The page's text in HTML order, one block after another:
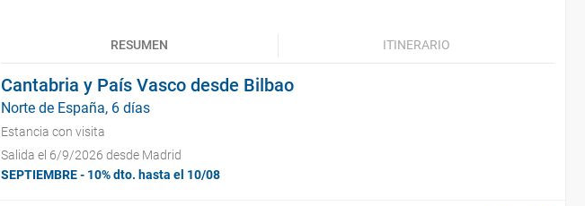
RESUMEN ITINERARIO
Cantabria y País Vasco desde Bilbao
Norte de España, 6 días
Estancia con visita
Salida el 6/9/2026 desde Madrid
SEPTIEMBRE - 10% dto. hasta el 10/08